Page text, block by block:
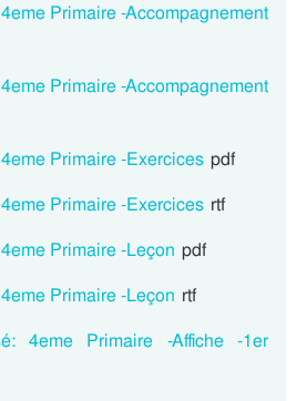
Primaire -Accompagnement
Primaire -Accompagnement
Primaire -Exercices pdf
Primaire -Exercices rtf
Primaire -Leçon pdf
Primaire -Leçon rtf
4eme Primaire -Affiche -1er